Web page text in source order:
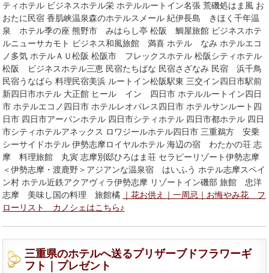
ティホテル ビジネスホテル栄 ホテルルートイン名張 荒磯処はま風 お
おたに民宿 香肌峡温泉森のホテルスメール 紀伊長島 きほく千年温
泉 ホテル季の座 熊野市 みはらし亭 松阪 鯛屋旅館 ビジネスホテ
ルニューサカモト ビジネス和風旅館 満喜 ホテル なみ ホテルエコ
ノ多気 ホテルＡＵ松阪 松阪市 フレックスホテル 松阪シティホテル
松阪 ビジネスホテル三恵 民宿たちばな 民宿さざなみ 民宿 浜千鳥
民宿うなばら 料理民宿美浜 ルートイン松阪駅東 三交イン四日市駅前
新四日市ホテル 大正館 ヒール イン 四日市 ホテルルートイン四日
市 ホテルエコノ四日市 ホテルレオパレス四日市 ホテルサンルート四
日市 四日市アーバンホテル 四日市シティホテル 四日市都ホテル 四日
市シティホテルアネックス ロワジールホテル四日市 三重鵜方 安乗
シーサイドホテル 伊勢志摩ロイヤルホテル 海辺の宿 わたかの荘 志
摩 料理旅館 丸寅 志摩別邸ひろはま荘 セラピーリゾート伊勢志摩
＜伊勢志摩・渡鹿野＞アジアンな温泉宿 はいふう ホテル志摩スペイ
ン村 ホテル近鉄アクアヴィラ伊勢志摩 リゾートイン磯部 旅館 忠洋
志摩 美味し国の料理 旅館橘
｜花お供え｜一周忌｜お悔やみ花 フ
ローリスト カノシェはこちら♪
三重県のホテルへ送るプリザーブドフラワーギ
フト｜プレゼント